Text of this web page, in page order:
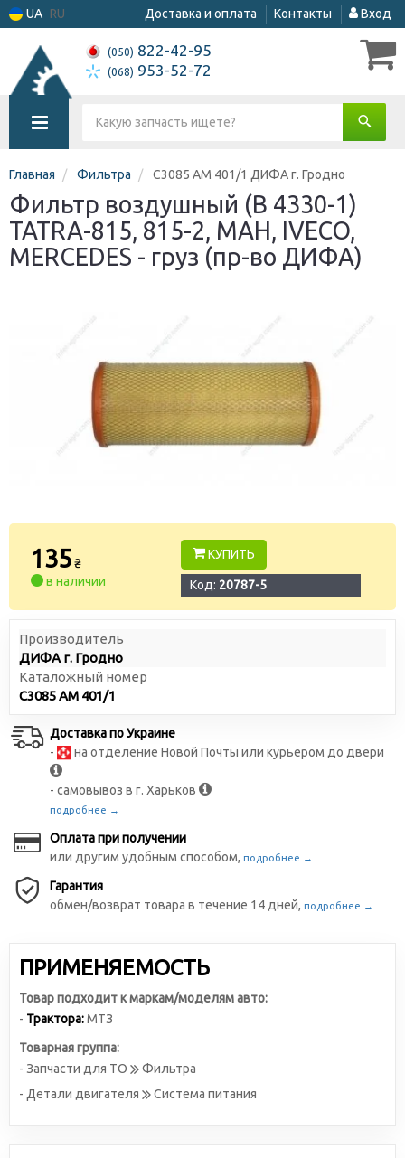
UA RU Доставка и оплата Контакты Вход
(050) 822-42-95
(068) 953-52-72
Главная Фильтра С3085 AM 401/1 ДИФА г. Гродно
Фильтр воздушный (В 4330-1)
TATRA-815, 815-2, MAH, IVECO,
MERCEDES - груз (пр-во ДИФА)
135₴
в наличии
КУПИТЬ
Код: 20787-5
Производитель
ДИФА г. Гродно
Каталожный номер
С3085 AM 401/1
Доставка по Украине
-
на отделение Новой Почты или курьером до двери
- самовывоз в г. Харьков
подробнее →
Оплата при получении
или другим удобным способом, подробнее →
Гарантия
обмен/возврат товара в течение 14 дней, подробнее →
ПРИМЕНЯЕМОСТЬ
Товар подходит к маркам/моделям авто:
- Трактора:МТЗ
Товарная группа:
- Запчасти для ТО
Фильтра
- Детали двигателя
Система питания